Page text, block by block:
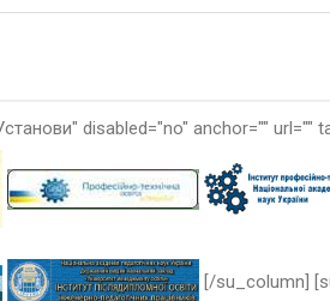
disabled="no" anchor=""
[/su_column]